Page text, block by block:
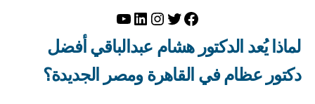
فيسبوك
تويترإنستجرام
لينكد إنيوتيوب
لماذا يُعد الدكتور هشام عبدالباقي أفضل
دكتور عظام في القاهرة ومصر الجديدة؟